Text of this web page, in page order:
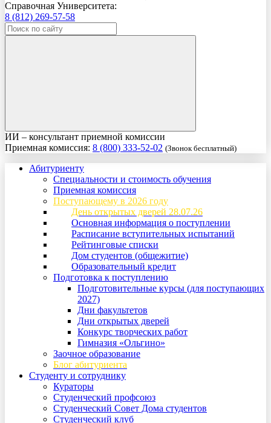
Справочная Университета:
8 (812) 269-57-58
ИИ – консультант приемной комиссии
Приемная комиссия: 8 (800) 333-52-02 (Звонок бесплатный)
Абитуриенту
Специальности и стоимость обучения
Приемная комиссия
Поступающему в 2026 году
День открытых дверей 28.07.26
Основная информация о поступлении
Расписание вступительных испытаний
Рейтинговые списки
Дом студентов (общежитие)
Образовательный кредит
Подготовка к поступлению
Подготовительные курсы (для поступающих
2027)
Дни факультетов
Дни открытых дверей
Конкурс творческих работ
Гимназия «Ольгино»
Заочное образование
Блог абитуриента
Студенту и сотруднику
Кураторы
Студенческий профсоюз
Студенческий Совет Дома студентов
Студенческий клуб